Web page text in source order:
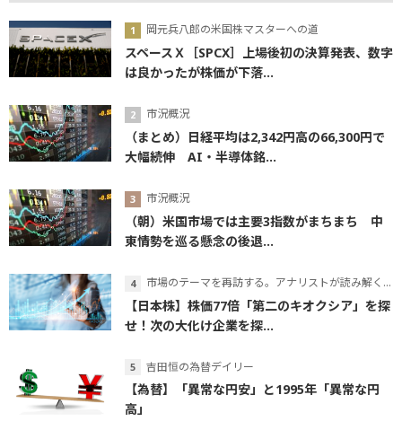
岡元兵八郎の米国株マスターへの道
スペースＸ［SPCX］上場後初の決算発表、数字
は良かったが株価が下落...
市況概況
（まとめ）日経平均は2,342円高の66,300円で
大幅続伸 AI・半導体銘...
市況概況
（朝）米国市場では主要3指数がまちまち 中
東情勢を巡る懸念の後退...
市場のテーマを再訪する。アナリストが読み解くテーマの本質
【日本株】株価77倍「第二のキオクシア」を探
せ！次の大化け企業を探...
吉田恒の為替デイリー
【為替】「異常な円安」と1995年「異常な円
高」